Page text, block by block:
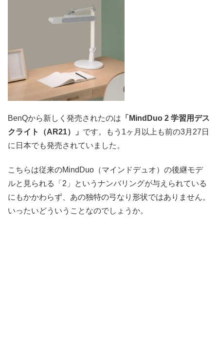
BenQから新しく発売されたのは 「MindDuo 2 学習用デス
クライト（AR21）」 です。もう1ヶ月以上も前の3月27日
に日本でも発売されていました。
こちらは従来のMindDuo（マインドデュオ）の後継モデ
ルと見られる「2」というナンバリングが与えられている
にもかかわらず、あの独特の弓なり形状ではありません。
いったいどういうことなのでしょうか。